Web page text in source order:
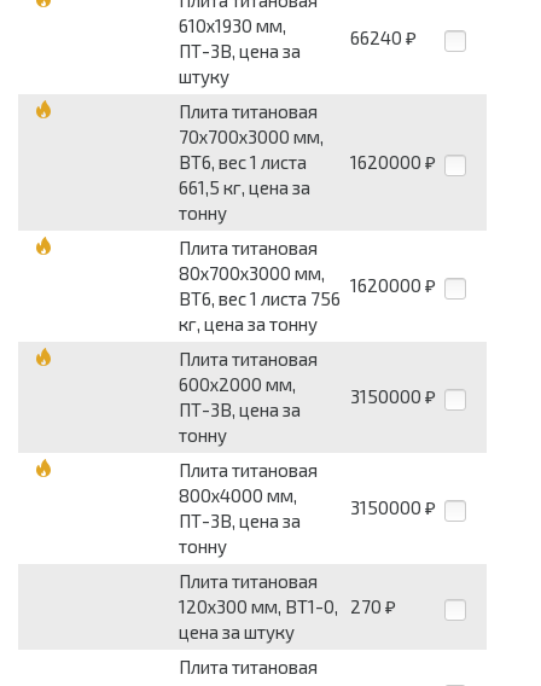
610х1930 мм,
ПТ-3В, цена за
штуку
66240 ₽
Плита титановая
70х700х3000 мм,
ВТ6, вес 1 листа
661,5 кг, цена за
тонну
1620000 ₽
Плита титановая
80х700х3000 мм,
ВТ6, вес 1 листа 756
кг, цена за тонну
1620000 ₽
Плита титановая
600х2000 мм,
ПТ-3В, цена за
тонну
3150000 ₽
Плита титановая
800х4000 мм,
ПТ-3В, цена за
тонну
3150000 ₽
Плита титановая
120х300 мм, ВТ1-0,
цена за штуку
270 ₽
Плита титановая